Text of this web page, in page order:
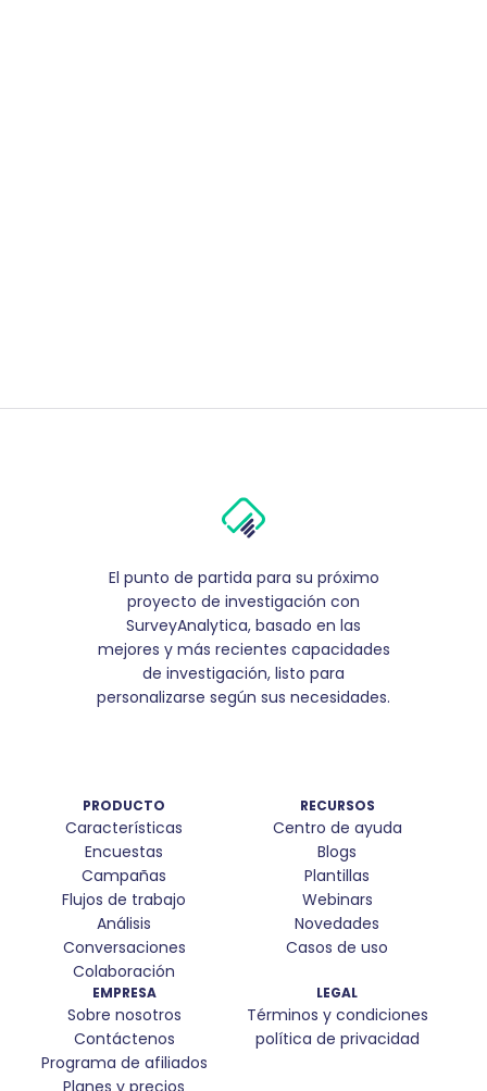
El punto de partida para su próximo
proyecto de investigación con
SurveyAnalytica, basado en las
mejores y más recientes capacidades
de investigación, listo para
personalizarse según sus necesidades.
PRODUCTO
Características
Encuestas
Campañas
Flujos de trabajo
Análisis
Conversaciones
Colaboración
RECURSOS
Centro de ayuda
Blogs
Plantillas
Webinars
Novedades
Casos de uso
EMPRESA
Sobre nosotros
Contáctenos
Programa de afiliados
Planes y precios
LEGAL
Términos y condiciones
política de privacidad